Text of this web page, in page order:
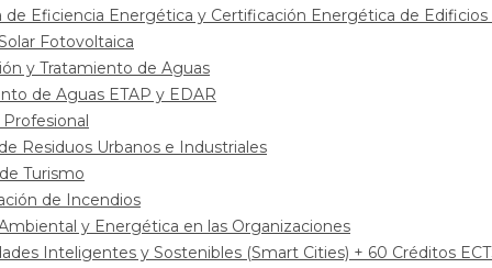
Eficiencia Energética y Certificación Energética de Edificios
Fotovoltaica
y Tratamiento de Aguas
de Aguas ETAP y EDAR
Residuos Urbanos e Industriales
Turismo
de Incendios
y Energética en las Organizaciones
Inteligentes y Sostenibles (Smart Cities) + 60 Créditos